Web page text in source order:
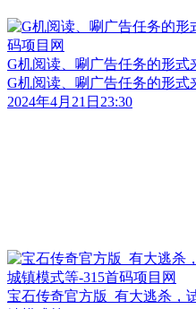
G机阅读、唰广告任务的形式
G机阅读、唰广告任务的形式
2024年4月21日23:30
宝石传奇官方版_有大逃杀，